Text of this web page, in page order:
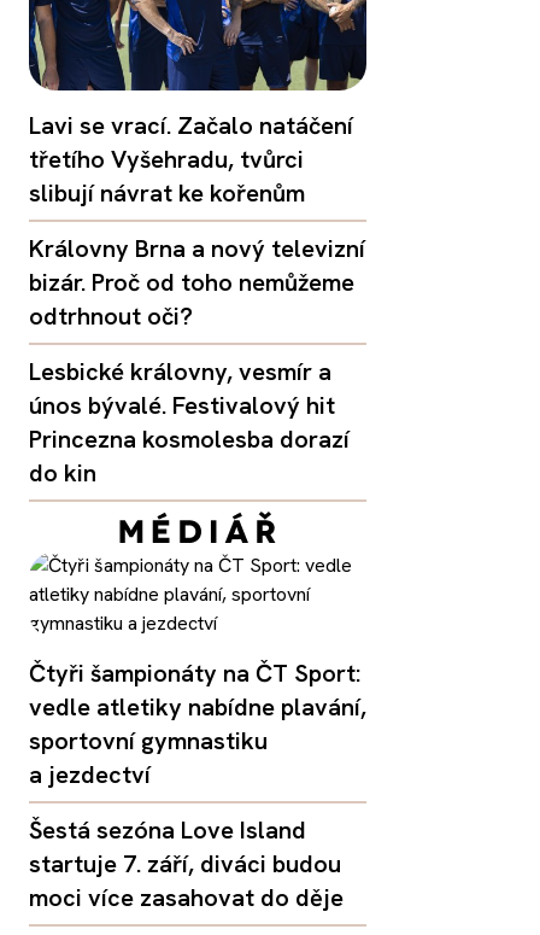
Lavi se vrací. Začalo natáčení
třetího Vyšehradu, tvůrci
slibují návrat ke kořenům
Královny Brna a nový televizní
bizár. Proč od toho nemůžeme
odtrhnout oči?
Lesbické královny, vesmír a
únos bývalé. Festivalový hit
Princezna kosmolesba dorazí
do kin
Čtyři šampionáty na ČT Sport:
vedle atletiky nabídne plavání,
sportovní gymnastiku
a jezdectví
Šestá sezóna Love Island
startuje 7. září, diváci budou
moci více zasahovat do děje